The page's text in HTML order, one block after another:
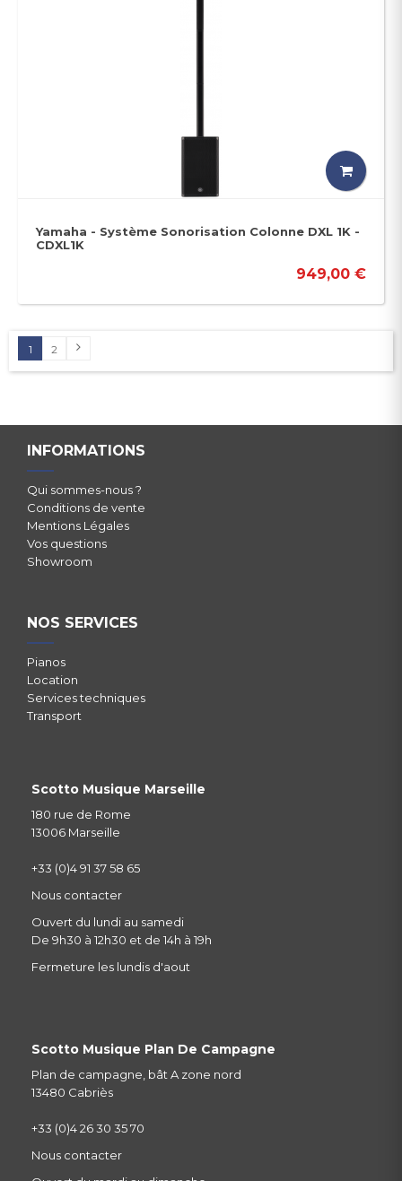
Yamaha - Système Sonorisation Colonne DXL 1K -
CDXL1K
949,00 €
1 2
INFORMATIONS
Qui sommes-nous ?
Conditions de vente
Mentions Légales
Vos questions
Showroom
NOS SERVICES
Pianos
Location
Services techniques
Transport
Scotto Musique Marseille
180 rue de Rome
13006 Marseille
+33 (0)4 91 37 58 65
Nous contacter
Ouvert du lundi au samedi
De 9h30 à 12h30 et de 14h à 19h
Fermeture les lundis d'aout
Scotto Musique Plan De Campagne
Plan de campagne, bât A zone nord
13480 Cabriès
+33 (0)4 26 30 35 70
Nous contacter